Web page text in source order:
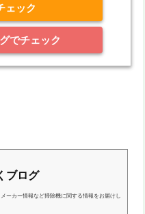
ェック
でチェック
ブログ
ーカー情報など掃除機に関する情報をお届けし